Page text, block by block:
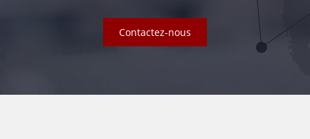
Contactez-nous